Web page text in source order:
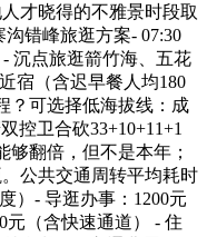
才晓得的不雅景时段取
错峰旅逛方案- 07:30
沉点旅逛箭竹海、五花
宿（含迟早餐人均180
？可选择低海拔线：成
控卫合砍33+10+11+1
够翻倍，但不是本年；
公共交通周转平均耗时
）- 导逛办事：1200元
元（含快速通道） - 住